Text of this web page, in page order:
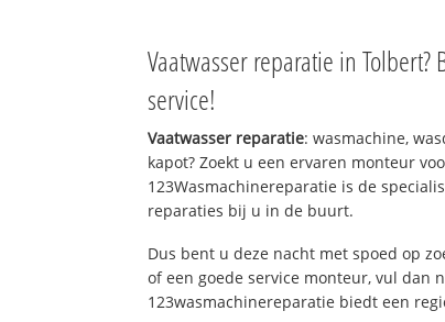
Vaatwasser reparatie in
service!
Vaatwasser reparatie: wasmachine,
kapot? Zoekt u een ervaren monteur
123Wasmachinereparatie is de
reparaties bij u in de buurt.
Dus bent u deze nacht met spoed op
of een goede service monteur, vul dan
123wasmachinereparatie biedt een